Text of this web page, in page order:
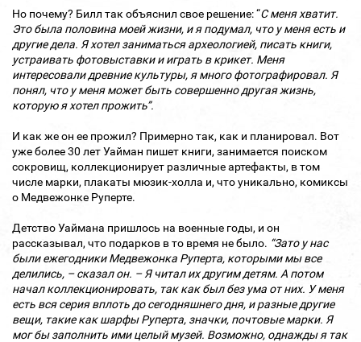
Но почему? Билл так объяснил свое решение: “С меня хватит.
Это была половина моей жизни, и я подумал, что у меня есть и
другие дела. Я хотел заниматься археологией, писать книги,
устраивать фотовыставки и играть в крикет. Меня
интересовали древние культуры, я много фотографировал. Я
понял, что у меня может быть совершенно другая жизнь,
которую я хотел прожить”.
И как же он ее прожил? Примерно так, как и планировал. Вот
уже более 30 лет Уайман пишет книги, занимается поиском
сокровищ, коллекционирует различные артефакты, в том
числе марки, плакаты мюзик-холла и, что уникально, комиксы
о Медвежонке Руперте.
Детство Уаймана пришлось на военные годы, и он
рассказывал, что подарков в то время не было. “Зато у нас
были ежегодники Медвежонка Руперта, которыми мы все
делились, – сказал он. – Я читал их другим детям. А потом
начал коллекционировать, так как был без ума от них. У меня
есть вся серия вплоть до сегодняшнего дня, и разные другие
вещи, такие как шарфы Руперта, значки, почтовые марки. Я
мог бы заполнить ими целый музей. Возможно, однажды я так